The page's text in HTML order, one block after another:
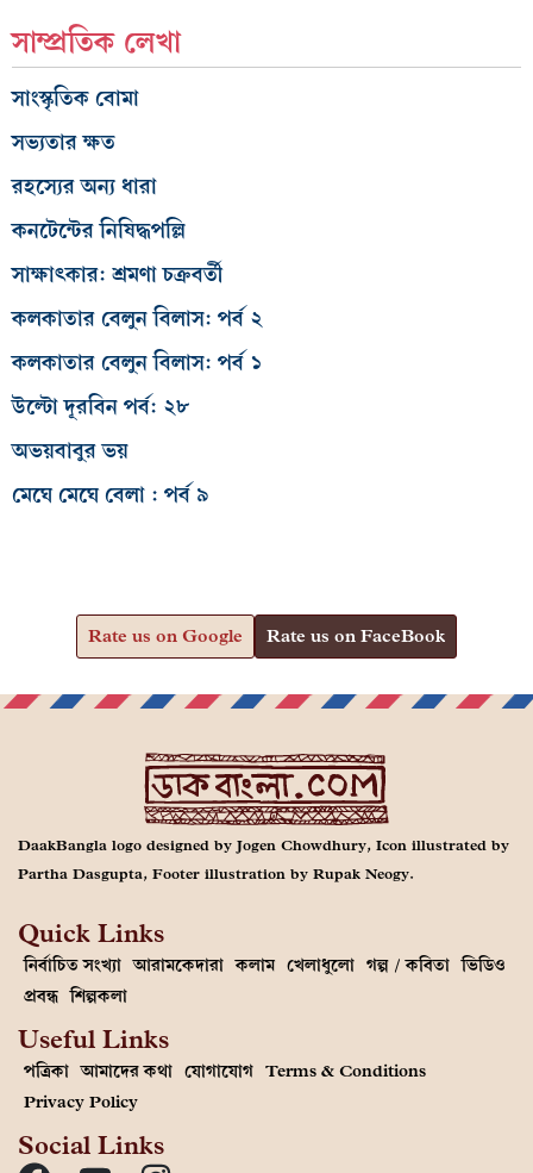
সাম্প্রতিক লেখা
সাংস্কৃতিক বোমা
সভ্যতার ক্ষত
রহস্যের অন্য ধারা
কনটেন্টের নিষিদ্ধপল্লি
সাক্ষাৎকার: শ্রমণা চক্রবর্তী
কলকাতার বেলুন বিলাস: পর্ব ২
কলকাতার বেলুন বিলাস: পর্ব ১
উল্টো দূরবিন পর্ব: ২৮
অভয়বাবুর ভয়
মেঘে মেঘে বেলা : পর্ব ৯
Rate us on Google Rate us on FaceBook
DaakBangla logo designed by Jogen Chowdhury, Icon illustrated by
Partha Dasgupta, Footer illustration by Rupak Neogy.
Quick Links
নির্বাচিত সংখ্যা আরামকেদারা কলাম খেলাধুলো গল্প / কবিতা ভিডিও
প্রবন্ধ শিল্পকলা
Useful Links
পত্রিকা আমাদের কথা যোগাযোগ Terms & Conditions
Privacy Policy
Social Links